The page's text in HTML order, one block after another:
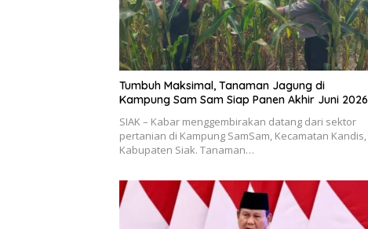
Tumbuh Maksimal, Tanaman Jagung di
Kampung Sam Sam Siap Panen Akhir Juni 2026
SIAK – Kabar menggembirakan datang dari sektor
pertanian di Kampung SamSam, Kecamatan Kandis,
Kabupaten Siak. Tanaman…